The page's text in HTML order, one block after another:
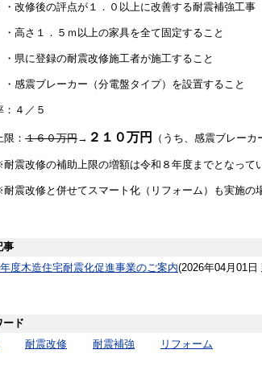
改修後の評点が１．０以上に改善する耐震補強工事
１．５ｍ以上の家具を全て固定すること
登録の耐震改修施工者が施工すること
ブレーカー（分電盤タイプ）を設置すること
４／５
： １６０万円→ ２１０万円 （うち、感震ブレーカ
修の補助上限の増額は令和８年度までとなってい
修と併せてスマート化（リフォーム）も実施の場
事
度木造住宅耐震化促進事業のご案内(2026年04月01日
ード
耐震改修 耐震補強 リフォーム